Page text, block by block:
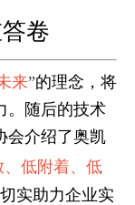
卷
来”的理念，将
。随后的技术
会介绍了奥凯
、低附着、低
实助力企业实